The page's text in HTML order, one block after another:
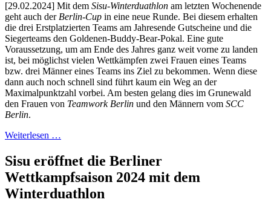
[29.02.2024] Mit dem Sisu-Winterduathlon am letzten Wochenende
geht auch derBerlin-Cup in eine neue Runde. Bei diesem erhalten
die drei Erstplatzierten Teams am Jahresende Gutscheine und die
Siegerteams den Goldenen-Buddy-Bear-Pokal. Eine gute
Voraussetzung, um am Ende des Jahres ganz weit vorne zu landen
ist, bei möglichst vielen Wettkämpfen zwei Frauen eines Teams
bzw. drei Männer eines Teams ins Ziel zu bekommen. Wenn diese
dann auch noch schnell sind führt kaum ein Weg an der
Maximalpunktzahl vorbei. Am besten gelang dies im Grunewald
den Frauen von Teamwork Berlin und den Männern vom SCC
Berlin.
Weiterlesen …
Sisu eröffnet die Berliner
Wettkampfsaison 2024 mit dem
Winterduathlon